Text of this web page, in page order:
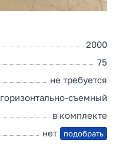
2000
75
не требуется
горизонтально-съемный
в комплекте
нет подобрать